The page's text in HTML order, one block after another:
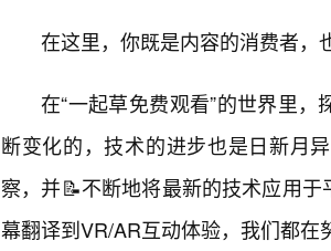
在这里，你既是内容的消费者，
在“一起草免费观看”的世界里
断变化的，技术的进步也是日新月
察，并📝不断地将最新的技术应用
幕翻译到VR/AR互动体验，我们都在